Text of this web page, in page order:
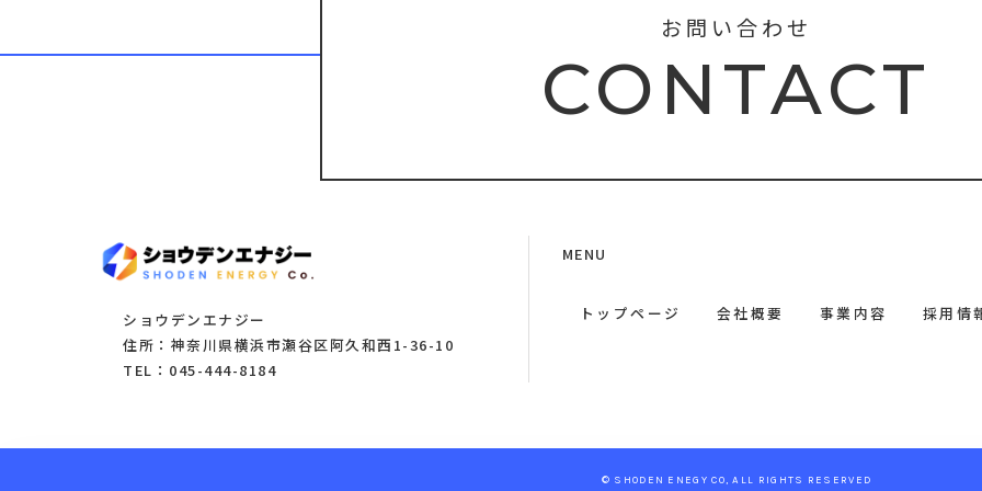
お問い合わせ
CONTACT
ショウデンエナジー
住所：神奈川県横浜市瀬谷区阿久和西1-36-10
TEL：045-444-8184
MENU
トップページ 会社概要 事業内容 採用情
© SHODEN ENEGY CO, ALL RIGHTS RESERVED